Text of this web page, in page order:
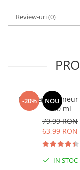
Review-uri(0)
-20% NOU
Manhaē Draineur
500 ml
79,99 RON
63,99 RON
IN STOC